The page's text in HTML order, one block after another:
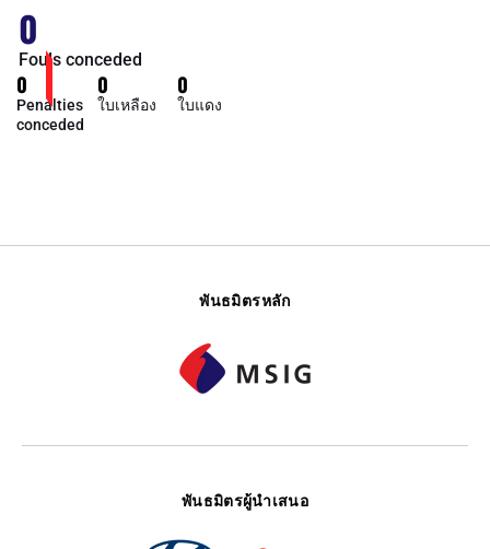
0
Fouls conceded
0
Penalties
conceded
0
ใบเหลือง
0
ใบแดง
พันธมิตรหลัก
พันธมิตรผู้นำเสนอ